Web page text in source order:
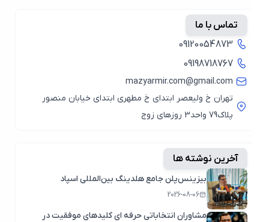
تماس با ما
09120054873
09198718767
mazyarmir.com@gmail.com
تهران خ ولیعصر ابتدای خ مطهری ابتدای خیابان منصور
پلاک79 واحد3 روزهای زوج
آخرین نوشته ها
بیزینس‌پلن جامع هلدینگ بین‌المللی اسپاد
2026-08-06
مشاوران انتخاباتی حرفه ای کلیدهای موفقیت در